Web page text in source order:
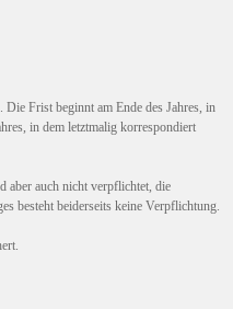
Frist beginnt am Ende des Jahres, in
in dem letztmalig korrespondiert
aber auch nicht verpflichtet, die
besteht beiderseits keine Verpflichtung.